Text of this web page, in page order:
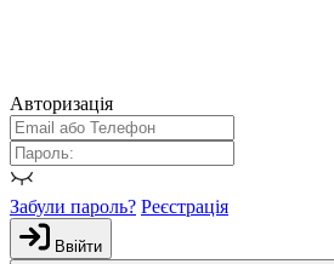
Авторизація
Забули пароль? Реєстрація
Ввійти